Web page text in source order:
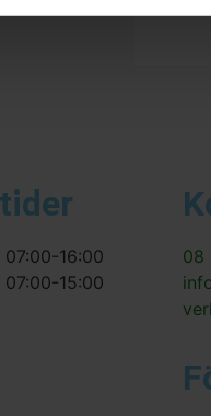
07:00-16:00
07:00-15:00
08